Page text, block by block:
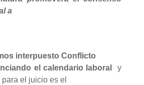
a
interpuesto Conflicto
el calendario laboral
y
el juicio es el